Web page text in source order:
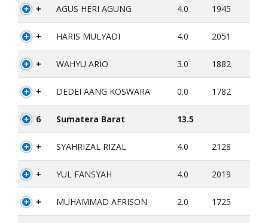
+ AGUS HERI AGUNG 4.0 1945
+ HARIS MULYADI 4.0 2051
+ WAHYU ARIO 3.0 1882
+ DEDEI AANG KOSWARA 0.0 1782
6 Sumatera Barat 13.5
+ SYAHRIZAL RIZAL 4.0 2128
+ YUL FANSYAH 4.0 2019
+ MUHAMMAD AFRISON 2.0 1725